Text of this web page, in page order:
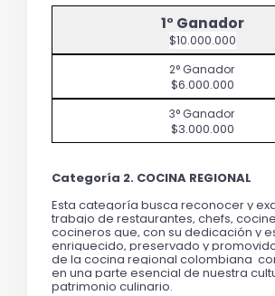
$10.000.000
$6.000.000
$3.000.000
Categoría 2. COCINA REGIONAL
Esta categoría busca reconocer y
trabajo de restaurantes, chefs,
cocineros que, con su dedicación y
enriquecido, preservado y
de la cocina regional colombiana
en una parte esencial de nuestra
patrimonio culinario.